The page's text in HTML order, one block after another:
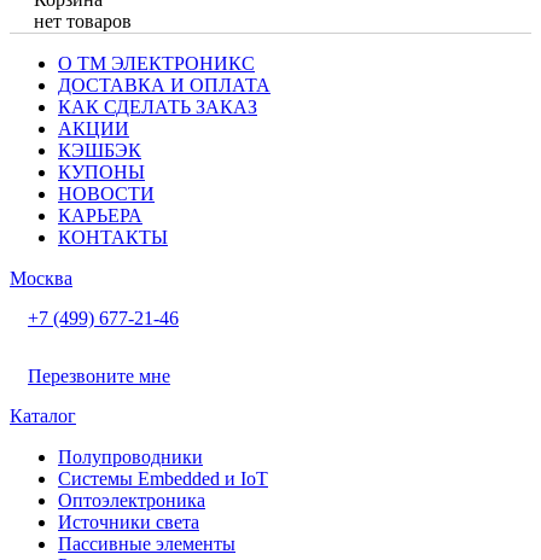
нет товаров
О ТМ ЭЛЕКТРОНИКС
ДОСТАВКА И ОПЛАТА
КАК СДЕЛАТЬ ЗАКАЗ
АКЦИИ
КЭШБЭК
КУПОНЫ
НОВОСТИ
КАРЬЕРА
КОНТАКТЫ
Москва
+7 (499) 677-21-46
Перезвоните мне
Каталог
Полупроводники
Системы Embedded и IoT
Oптоэлектроника
Источники света
Пассивные элементы